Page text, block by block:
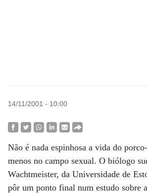
14/11/2001 - 10:00
Não é nada espinhosa a vida do
menos no campo sexual. O biólogo
Wachtmeister, da Universidade de
pôr um ponto final num estudo sobre